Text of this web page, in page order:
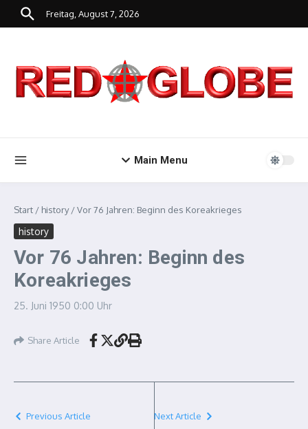
Zum Inhalt springen
Freitag, August 7, 2026
Main Menu
Start / history/Vor 76 Jahren: Beginn des Koreakrieges
history
Vor 76 Jahren: Beginn des
Koreakrieges
25. Juni 1950 0:00 Uhr
Share Article
Previous Article Next Article